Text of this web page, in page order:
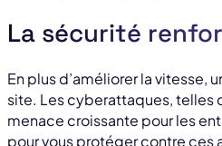
La sécurité
En plus d’améliorer la vitesse,
site. Les cyberattaques, telles
menace croissante pour les
pour vous protéger contre ces